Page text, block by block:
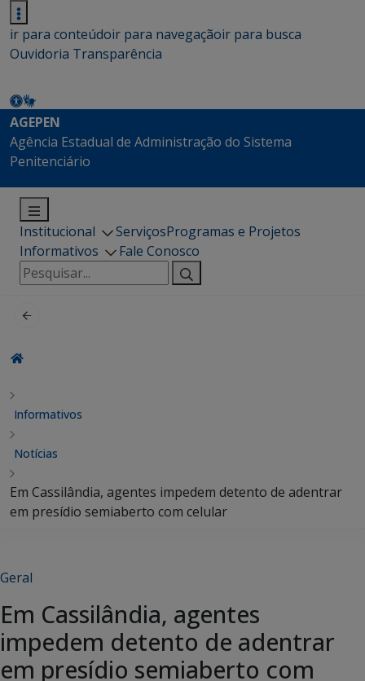
ir para conteúdoir para navegaçãoir para busca
Ouvidoria Transparência
AGEPEN
Agência Estadual de Administração do Sistema
Penitenciário
Institucional ServiçosProgramas e Projetos
Informativos
Fale Conosco
Pesquisar
por:
Informativos
Notícias
Em Cassilândia, agentes impedem detento de adentrar
em presídio semiaberto com celular
Geral
Em Cassilândia, agentes
impedem detento de adentrar
em presídio semiaberto com